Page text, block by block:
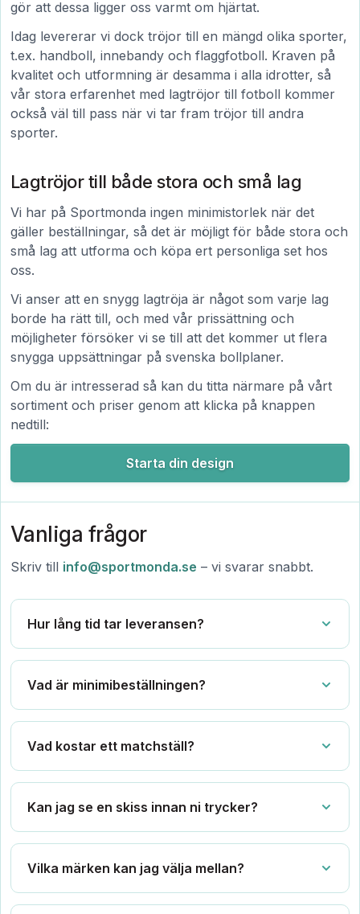
gör att dessa ligger oss varmt om hjärtat.
Idag levererar vi dock tröjor till en mängd olika sporter,
t.ex. handboll, innebandy och flaggfotboll. Kraven på
kvalitet och utformning är desamma i alla idrotter, så
vår stora erfarenhet med lagtröjor till fotboll kommer
också väl till pass när vi tar fram tröjor till andra
sporter.
Lagtröjor till både stora och små lag
Vi har på Sportmonda ingen minimistorlek när det
gäller beställningar, så det är möjligt för både stora och
små lag att utforma och köpa ert personliga set hos
oss.
Vi anser att en snygg lagtröja är något som varje lag
borde ha rätt till, och med vår prissättning och
möjligheter försöker vi se till att det kommer ut flera
snygga uppsättningar på svenska bollplaner.
Om du är intresserad så kan du titta närmare på vårt
sortiment och priser genom att klicka på knappen
nedtill:
Starta din design
Vanliga frågor
Skriv till info@sportmonda.se – vi svarar snabbt.
Hur lång tid tar leveransen?
Vad är minimibeställningen?
Vad kostar ett matchställ?
Kan jag se en skiss innan ni trycker?
Vilka märken kan jag välja mellan?